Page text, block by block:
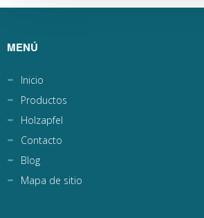
MENÚ
Inicio
Productos
Holzapfel
Contacto
Blog
Mapa de sitio